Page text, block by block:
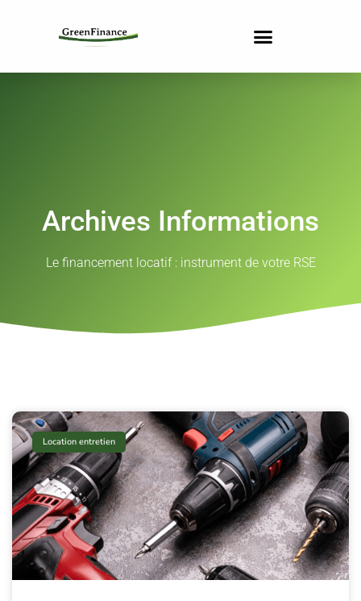
Archives Informations
Le financement locatif : instrument de votre RSE
Location entretien